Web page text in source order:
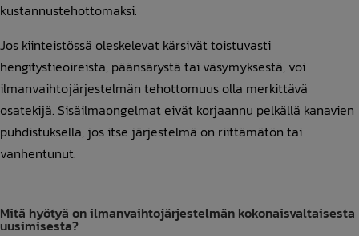
kustannustehottomaksi.
Jos kiinteistössä oleskelevat kärsivät toistuvasti
hengitystieoireista, päänsärystä tai väsymyksestä, voi
ilmanvaihtojärjestelmän tehottomuus olla merkittävä
osatekijä. Sisäilmaongelmat eivät korjaannu pelkällä kanavien
puhdistuksella, jos itse järjestelmä on riittämätön tai
vanhentunut.
Mitä hyötyä on ilmanvaihtojärjestelmän kokonaisvaltaisesta
uusimisesta?